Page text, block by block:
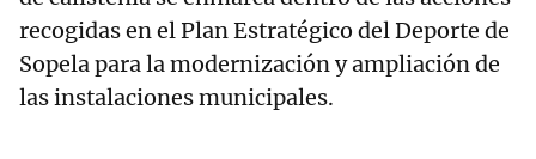
recogidas en el Plan Estratégico del Deporte de
Sopela para la modernización y ampliación de
las instalaciones municipales.